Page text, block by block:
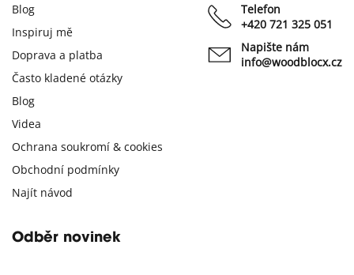
Blog
Inspiruj mě
Doprava a platba
Často kladené otázky
Blog
Videa
Ochrana soukromí & cookies
Obchodní podmínky
Najít návod
Telefon
+420 721 325 051
Napište nám
info@woodblocx.cz
Odběr novinek